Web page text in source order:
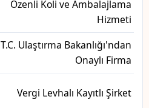
Özenli Koli ve Ambalajlama
Hizmeti
T.C. Ulaştırma Bakanlığı'ndan
Onaylı Firma
Vergi Levhalı Kayıtlı Şirket